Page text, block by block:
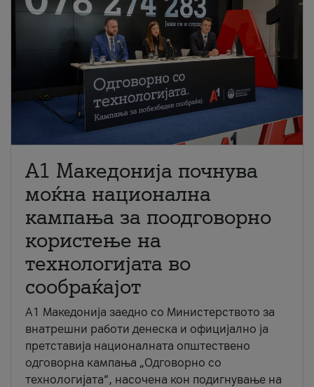
A1 Македонија почнува
моќна национална
кампања за поодговорно
користење на
технологијата во
сообраќајот
A1 Македонија заедно со Министерството за
внатрешни работи денеска и официјално ја
претставија националната општествено
одговорна кампања „Одговорно со
технологијата“, насочена кон подигнување на